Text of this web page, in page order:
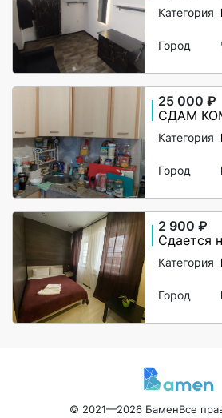
Категория
Город
25 000 ₽
СДАМ
Категория
Город
2 900 ₽
Категория
Город
© 2021—2026 БаменВсе